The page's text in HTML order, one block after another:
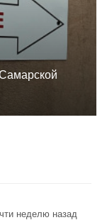
неделю назад